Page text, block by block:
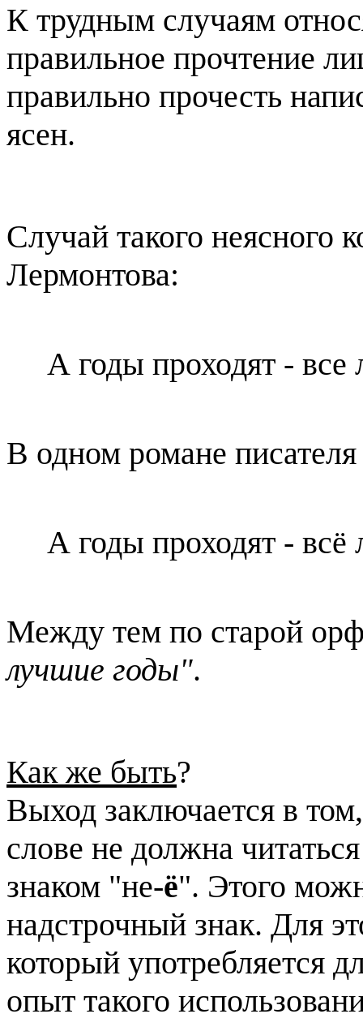
К трудным случаям
правильное прочтение
правильно прочесть
ясен.
Случай такого неясного
Лермонтова:
А годы проходят -
В одном романе
А годы проходят -
Между тем по старой
лучшие годы".
Как же быть?
Выход заключается в
слове не должна
знаком "не-ё". Этого
надстрочный знак. Для
который употребляется
опыт такого